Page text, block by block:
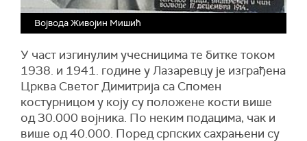
Војвода Живојин Мишић
У част изгинулим учесницима те битке током
1938. и 1941. године у Лазаревцу је изграђена
Црква Светог Димитрија са Спомен
костурницом у коју су положене кости више
од 30.000 војника. По неким подацима, чак и
више од 40.000. Поред српских сахрањени су